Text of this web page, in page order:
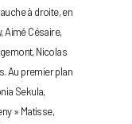
à droite, en
Aimé Césaire,
Nicolas
Au premier plan
Sekula,
» Matisse,